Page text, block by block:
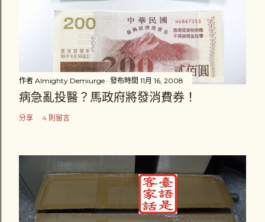
作者 Almighty Demiurge 發布時間 11月 16, 2008
病急亂投醫？馬政府將發消費券！
分享 4 則留言